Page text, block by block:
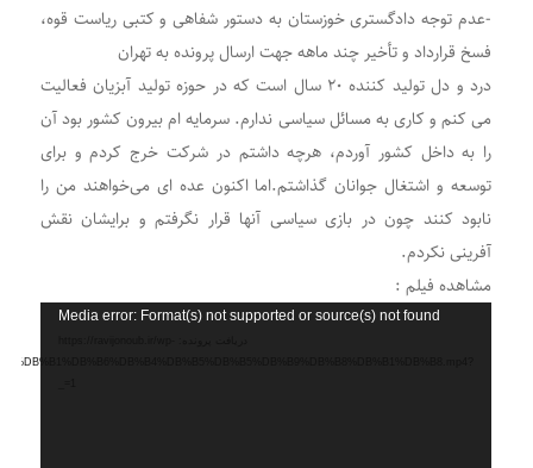
-عدم توجه دادگستری خوزستان به دستور شفاهی و کتبی ریاست قوه،
فسخ قرارداد و تأخیر چند ماهه جهت ارسال پرونده به تهران
درد و دل تولید کننده ۲۰ سال است که در حوزه تولید آبزیان فعالیت
می کنم و کاری به مسائل سیاسی ندارم. سرمایه ام بیرون کشور بود آن
را به داخل کشور آوردم، هرچه داشتم در شرکت خرج کردم و برای
توسعه و اشتغال جوانان گذاشتم.اما اکنون عده ای می‌خواهند من را
نابود کنند چون در بازی سیاسی آنها قرار نگرفتم و برایشان نقش
آفرینی نکردم.
مشاهده فیلم :
Media error: Format(s) not supported or source(s) not found